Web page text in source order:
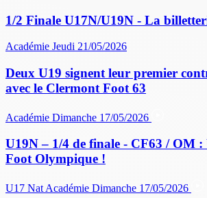
1/2 Finale U17N/U19N - La
Académie Jeudi 21/05/2026
Deux U19 signent leur premier
avec le Clermont Foot 63
Académie Dimanche 17/05/2026
U19N – 1/4 de finale - CF63 / OM
Foot Olympique !
U17 Nat Académie Dimanche 17/05/2026